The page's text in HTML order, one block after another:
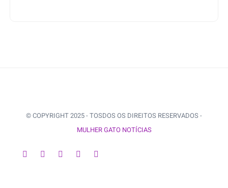
© COPYRIGHT 2025 - TOSDOS OS DIREITOS RESERVADOS -
MULHER GATO NOTÍCIAS